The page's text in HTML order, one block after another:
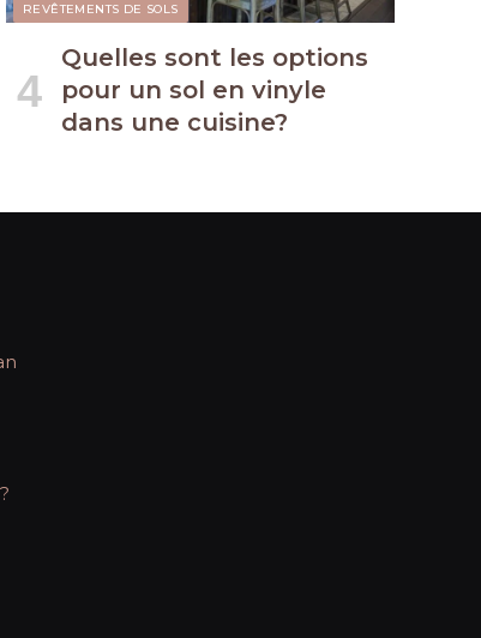
REVÊTEMENTS DE SOLS
Quelles sont les options
pour un sol en vinyle
dans une cuisine?